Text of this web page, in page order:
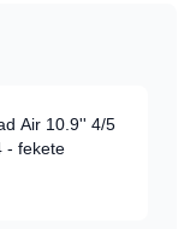
Air 10.9'' 4/5
- fekete